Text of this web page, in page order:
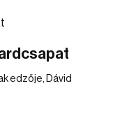
edzője, Dávid